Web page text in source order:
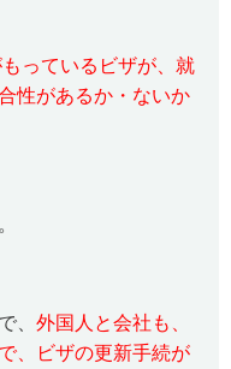
っているビザが、就
性があるか・ないか
、 外国人と会社も、
、ビザの更新手続が